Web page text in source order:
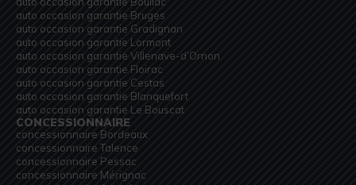
auto occasion garantie Bruges
auto occasion garantie Gradignan
auto occasion garantie Lormont
auto occasion garantie Villenave-d’Ornon
auto occasion garantie Floirac
auto occasion garantie Cestas
auto occasion garantie Blanquefort
auto occasion garantie Le Bouscat
CONCESSIONNAIRE
concessionnaire Bordeaux
concessionnaire Talence
concessionnaire Pessac
concessionnaire Mérignac